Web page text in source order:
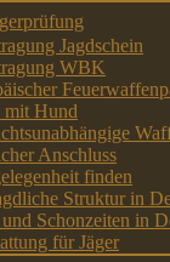
Jagdschein
WBK
mit Hund
Anschluss
finden
Struktur in
Schonzeiten in
für Jäger